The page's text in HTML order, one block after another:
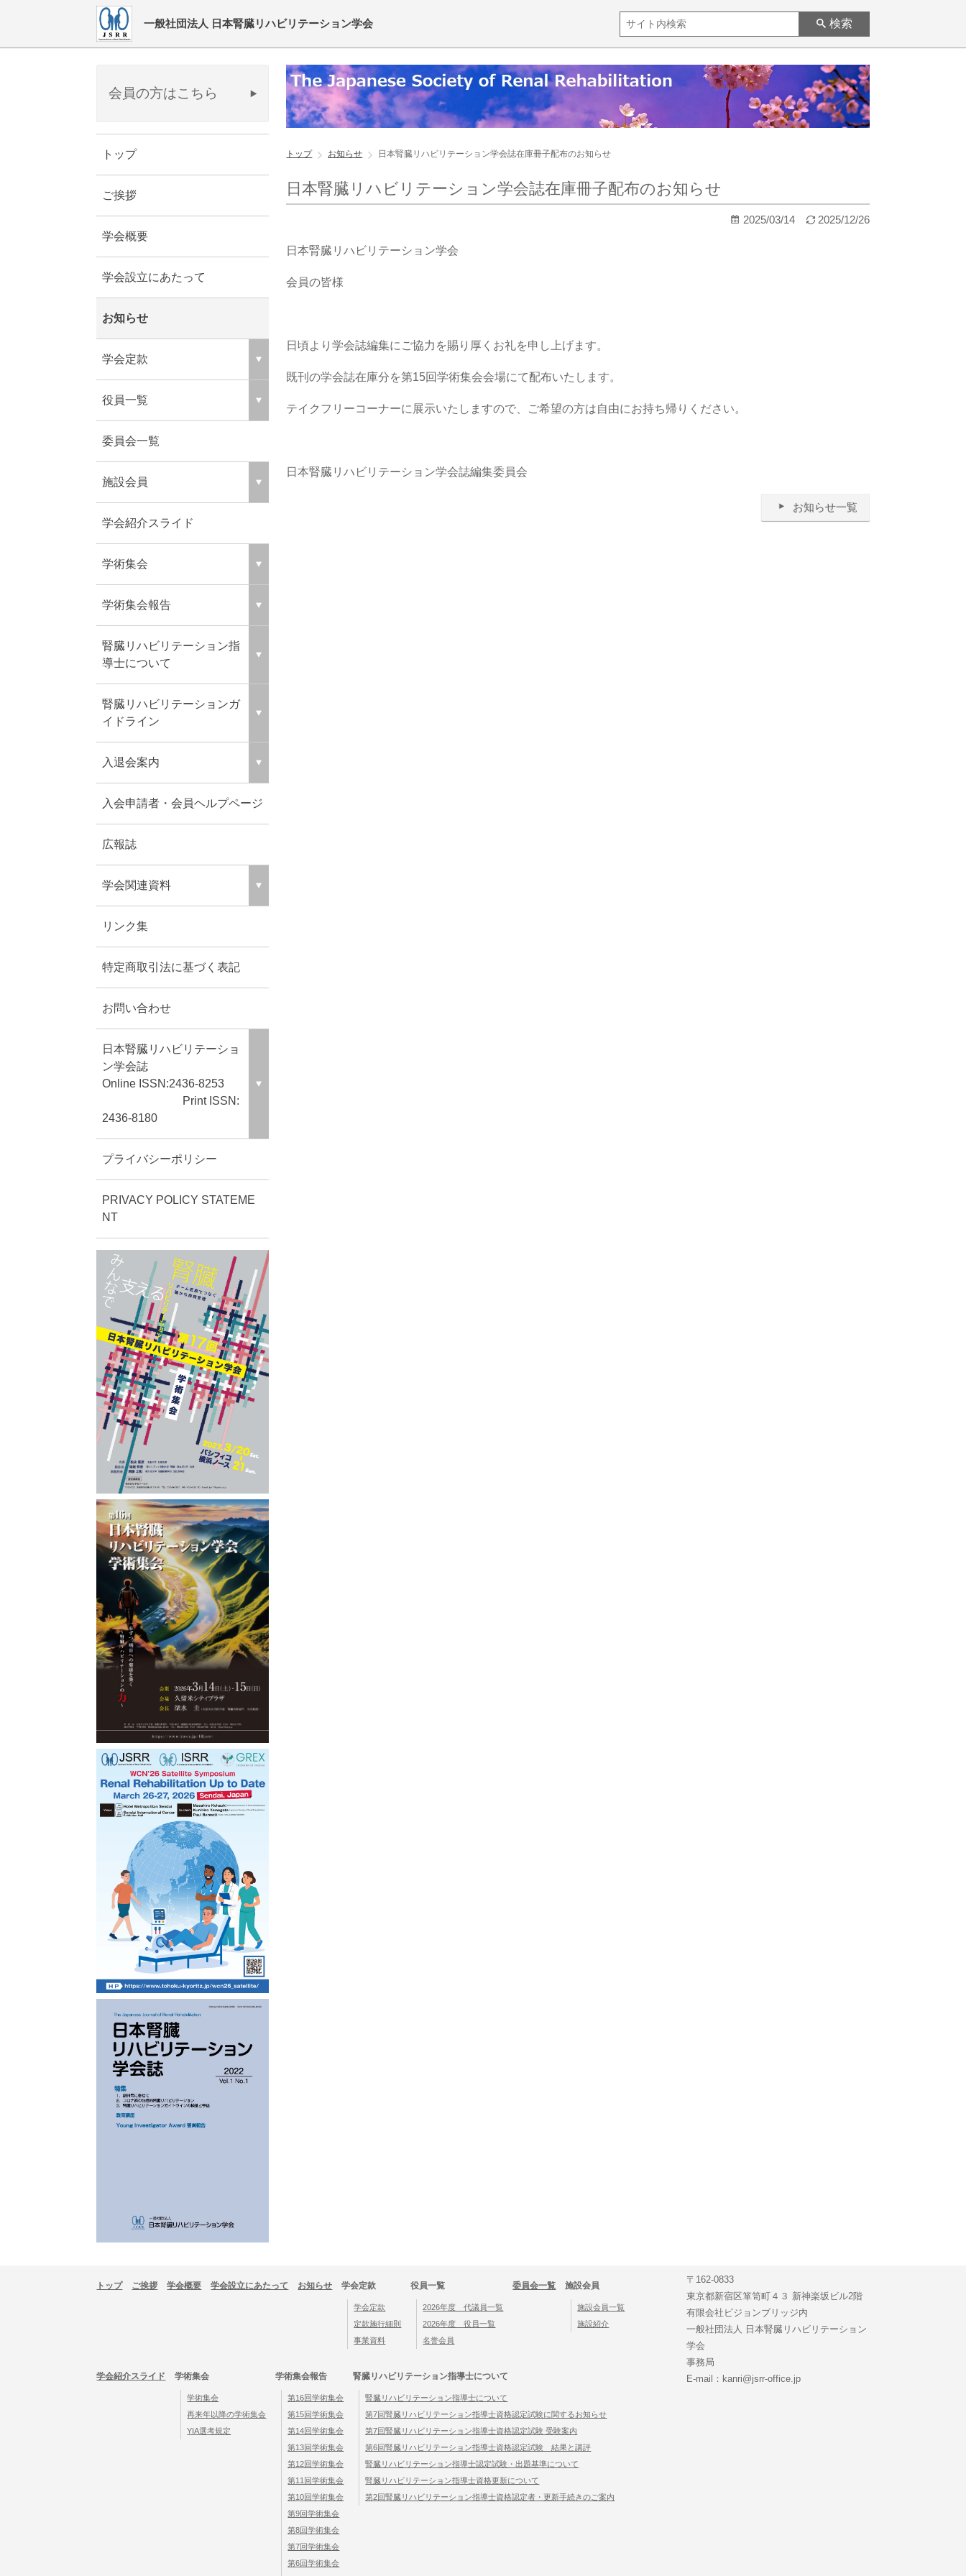
一般社団法人 日本腎臓リハビリテーション学会 検索
会員の方はこちら
トップ
ご挨拶
学会概要
学会設立にあたって
お知らせ
学会定款
役員一覧
委員会一覧
施設会員
学会紹介スライド
学術集会
学術集会報告
腎臓リハビリテーション指
導士について
腎臓リハビリテーションガ
イドライン
入退会案内
入会申請者・会員ヘルプページ
広報誌
学会関連資料
リンク集
特定商取引法に基づく表記
お問い合わせ
日本腎臓リハビリテーショ
ン学会誌
Online ISSN:2436-8253
Print ISSN:
2436-8180
プライバシーポリシー
PRIVACY POLICY STATEME
NT
トップ お知らせ 日本腎臓リハビリテーション学会誌在庫冊子配布のお知らせ
日本腎臓リハビリテーション学会誌在庫冊子配布のお知らせ
2025/03/14 2025/12/26
日本腎臓リハビリテーション学会
会員の皆様
日頃より学会誌編集にご協力を賜り厚くお礼を申し上げます。
既刊の学会誌在庫分を第15回学術集会会場にて配布いたします。
テイクフリーコーナーに展示いたしますので、ご希望の方は自由にお持ち帰りください。
日本腎臓リハビリテーション学会誌編集委員会
お知らせ一覧
トップ ご挨拶 学会概要 学会設立にあたって お知らせ 学会定款
学会定款
定款施行細則
事業資料
役員一覧
2026年度 代議員一覧
2026年度 役員一覧
名誉会員
委員会一覧 施設会員
施設会員一覧
施設紹介
学会紹介スライド 学術集会
学術集会
再来年以降の学術集会
YIA選考規定
学術集会報告
第16回学術集会
第15回学術集会
第14回学術集会
第13回学術集会
第12回学術集会
第11回学術集会
第10回学術集会
第9回学術集会
第8回学術集会
第7回学術集会
第6回学術集会
腎臓リハビリテーション指導士について
腎臓リハビリテーション指導士について
第7回腎臓リハビリテーション指導士資格認定試験に関するお知らせ
第7回腎臓リハビリテーション指導士資格認定試験 受験案内
第6回腎臓リハビリテーション指導士資格認定試験 結果と講評
腎臓リハビリテーション指導士認定試験・出題基準について
腎臓リハビリテーション指導士資格更新について
第2回腎臓リハビリテーション指導士資格認定者・更新手続きのご案内
〒162-0833
東京都新宿区箪笥町４３ 新神楽坂ビル2階
有限会社ビジョンブリッジ内
一般社団法人 日本腎臓リハビリテーション
学会
事務局
E-mail：kanri@jsrr-office.jp